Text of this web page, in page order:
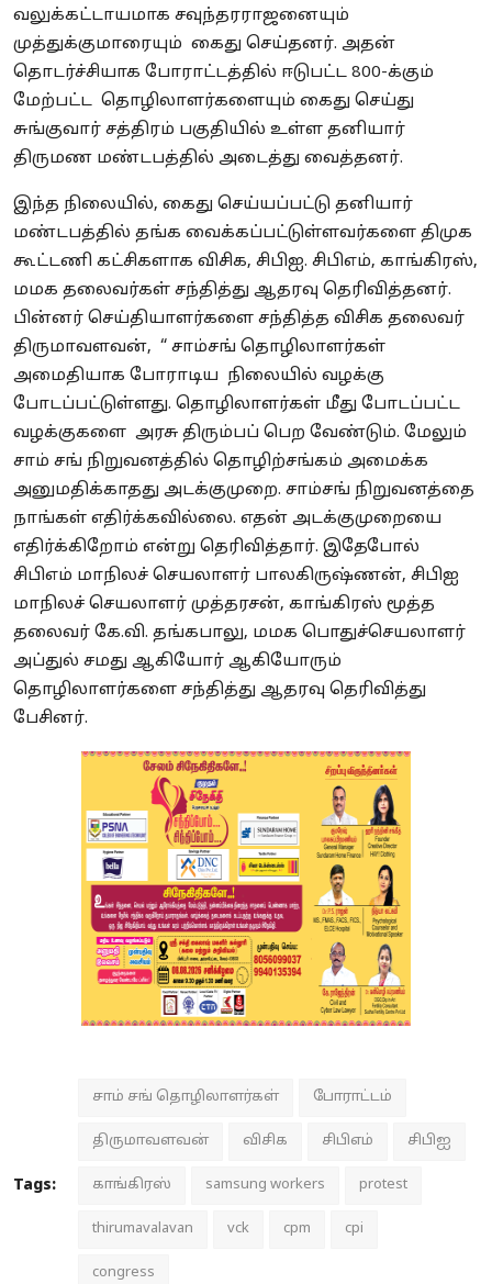
வலுக்கட்டாயமாக சவுந்தரராஜனையும்
முத்துக்குமாரையும் கைது செய்தனர். அதன்
தொடர்ச்சியாக போராட்டத்தில் ஈடுபட்ட 800-க்கும்
மேற்பட்ட தொழிலாளர்களையும் கைது செய்து
சுங்குவார் சத்திரம் பகுதியில் உள்ள தனியார்
திருமண மண்டபத்தில் அடைத்து வைத்தனர்.
இந்த நிலையில், கைது செய்யப்பட்டு தனியார்
மண்டபத்தில் தங்க வைக்கப்பட்டுள்ளவர்களை திமுக
கூட்டணி கட்சிகளாக விசிக, சிபிஐ. சிபிஎம், காங்கிரஸ்,
மமக தலைவர்கள் சந்தித்து ஆதரவு தெரிவித்தனர்.
பின்னர் செய்தியாளர்களை சந்தித்த விசிக தலைவர்
திருமாவளவன், “ சாம்சங் தொழிலாளர்கள்
அமைதியாக போராடிய நிலையில் வழக்கு
போடப்பட்டுள்ளது. தொழிலாளர்கள் மீது போடப்பட்ட
வழக்குகளை அரசு திரும்பப் பெற வேண்டும். மேலும்
சாம் சங் நிறுவனத்தில் தொழிற்சங்கம் அமைக்க
அனுமதிக்காதது அடக்குமுறை. சாம்சங் நிறுவனத்தை
நாங்கள் எதிர்க்கவில்லை. எதன் அடக்குமுறையை
எதிர்க்கிறோம் என்று தெரிவித்தார். இதேபோல்
சிபிஎம் மாநிலச் செயலாளர் பாலகிருஷ்ணன், சிபிஐ
மாநிலச் செயலாளர் முத்தரசன், காங்கிரஸ் மூத்த
தலைவர் கே.வி. தங்கபாலு, மமக பொதுச்செயலாளர்
அப்துல் சமது ஆகியோர் ஆகியோரும்
தொழிலாளர்களை சந்தித்து ஆதரவு தெரிவித்து
பேசினர்.
Tags:
சாம் சங் தொழிலாளர்கள் போராட்டம்
திருமாவளவன் விசிக சிபிஎம் சிபிஐ
காங்கிரஸ் samsung workers protest
thirumavalavan vck cpm cpi
congress